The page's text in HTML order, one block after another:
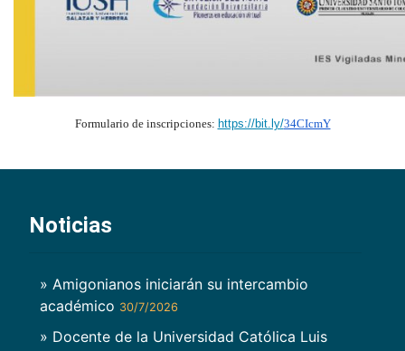
Formulario de inscripciones: https://bit.ly/34CIcmY
Noticias
» Amigonianos iniciarán su intercambio
académico 30/7/2026
» Docente de la Universidad Católica Luis